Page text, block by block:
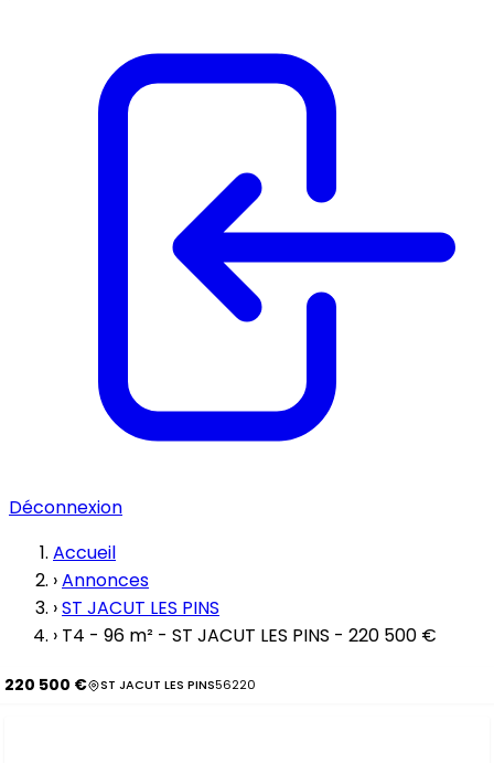
Déconnexion
Accueil
›Annonces
›ST JACUT LES PINS
› T4 - 96 m² - ST JACUT LES PINS - 220 500 €
220 500 € ST JACUT LES PINS56220